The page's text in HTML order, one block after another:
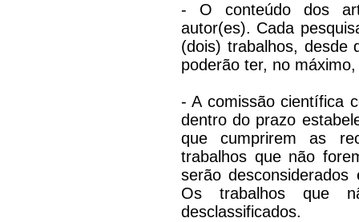
- O conteúdo dos
autor(es). Cada
(dois) trabalhos, desde
poderão ter, no
- A comissão científica
dentro do prazo
que cumprirem as
trabalhos que não
serão
Os trabalhos que
desclassificados.